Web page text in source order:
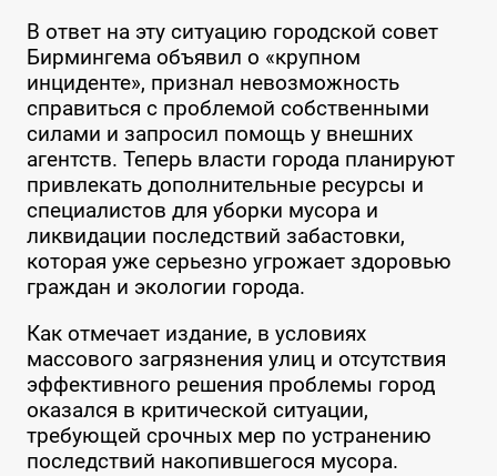
В ответ на эту ситуацию городской совет
Бирмингема объявил о «крупном
инциденте», признал невозможность
справиться с проблемой собственными
силами и запросил помощь у внешних
агентств. Теперь власти города планируют
привлекать дополнительные ресурсы и
специалистов для уборки мусора и
ликвидации последствий забастовки,
которая уже серьезно угрожает здоровью
граждан и экологии города.
Как отмечает издание, в условиях
массового загрязнения улиц и отсутствия
эффективного решения проблемы город
оказался в критической ситуации,
требующей срочных мер по устранению
последствий накопившегося мусора.